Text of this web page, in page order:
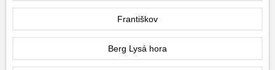
Františkov
Berg Lysá hora